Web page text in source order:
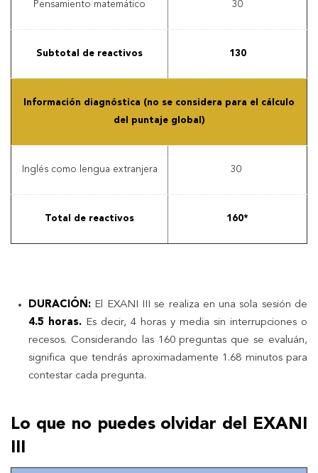
Pensamiento matemático 30
Subtotal de reactivos 130
Información diagnóstica (no se considera para el cálculo
del puntaje global)
Inglés como lengua extranjera 30
Total de reactivos 160*
DURACIÓN: El EXANI III se realiza en una sola sesión de
4.5 horas. Es decir, 4 horas y media sin interrupciones o
recesos. Considerando las 160 preguntas que se evaluán,
significa que tendrás aproximadamente 1.68 minutos para
contestar cada pregunta.
Lo que no puedes olvidar del EXANI
III